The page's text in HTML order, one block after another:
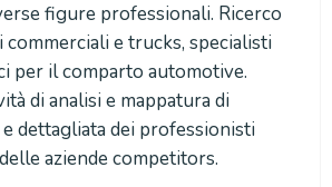
figure professionali. Ricerco
e trucks, specialisti
per il comparto automotive.
di analisi e mappatura di
dettagliata dei professionisti
aziende competitors.